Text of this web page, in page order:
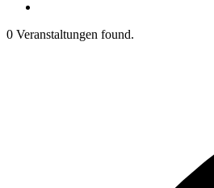
0 Veranstaltungen found.